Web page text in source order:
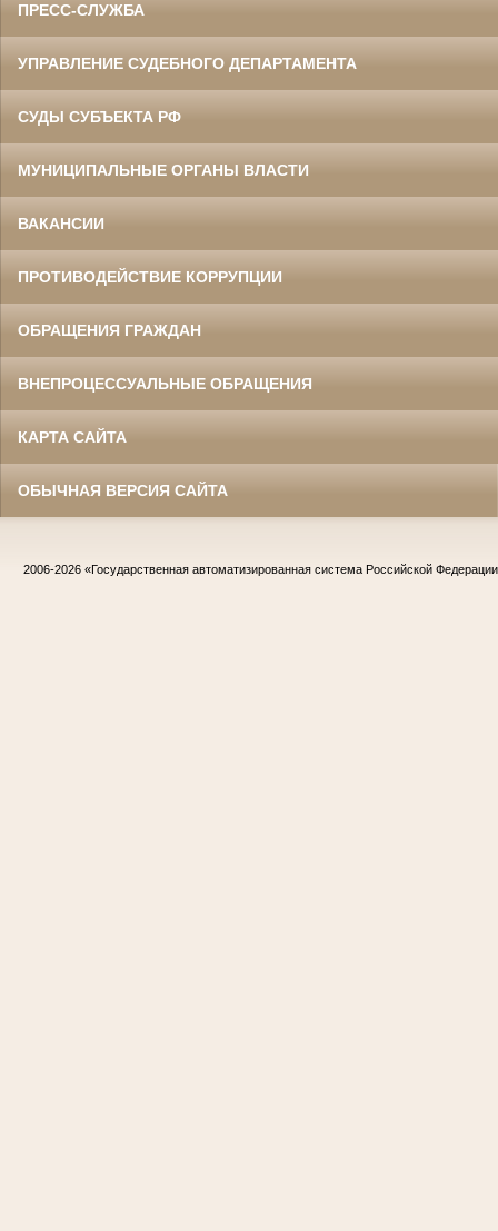
ПРЕСС-СЛУЖБА
УПРАВЛЕНИЕ СУДЕБНОГО ДЕПАРТАМЕНТА
СУДЫ СУБЪЕКТА РФ
МУНИЦИПАЛЬНЫЕ ОРГАНЫ ВЛАСТИ
ВАКАНСИИ
ПРОТИВОДЕЙСТВИЕ КОРРУПЦИИ
ОБРАЩЕНИЯ ГРАЖДАН
ВНЕПРОЦЕССУАЛЬНЫЕ ОБРАЩЕНИЯ
КАРТА САЙТА
ОБЫЧНАЯ ВЕРСИЯ САЙТА
2006-2026 «Государственная автоматизированная система Российской